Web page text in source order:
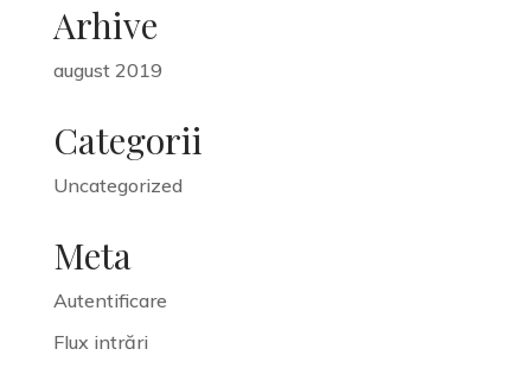
Arhive
august 2019
Categorii
Uncategorized
Meta
Autentificare
Flux intrări